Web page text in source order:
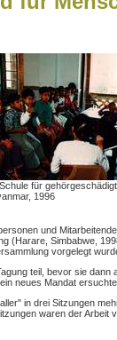
für
1996
und
(Harare, Simbabwe,
vorgelegt
teil, bevor sie dann
neues Mandat
in drei Sitzungen
waren der Arbeit